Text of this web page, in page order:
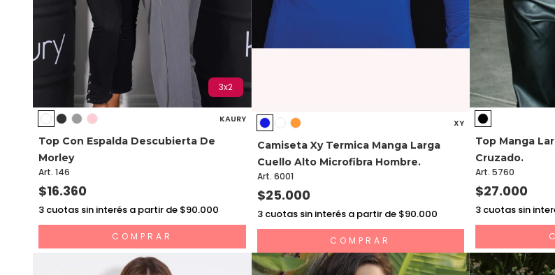
3x2
KAURY
Top Con Espalda Descubierta De
Morley
Art. 146
$16.360
3 cuotas sin interés a partir de $90.000
COMPRAR
XY
Camiseta Xy Termica Manga Larga
Cuello Alto Microfibra Hombre.
Art. 6001
$25.000
3 cuotas sin interés a partir de $90.000
COMPRAR
Top Manga
Cruzado.
Art. 5760
$27.000
3 cuotas sin